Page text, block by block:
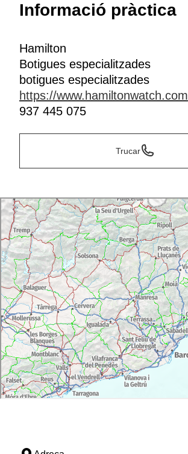
Informació pràctica
Hamilton
Botigues especialitzades
botigues especialitzades
https://www.hamiltonwatch.com
937 445 075
Trucar